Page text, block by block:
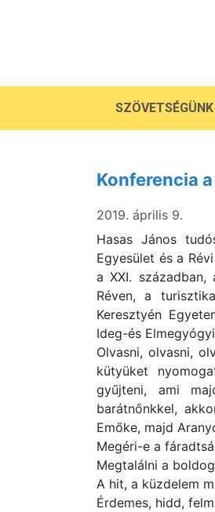
SZÖVETSÉGÜNK
Konferencia
2019. április 9.
Hasas János
Egyesület és a
a XXI.
Réven, a
Keresztyén
Ideg-és
Olvasni, olvasni,
kütyüket
gyűjteni, ami
barátnőnkkel,
Emőke, majd
Megéri-e a
Megtalálni a
A hit, a küzdelem
Érdemes, hidd,